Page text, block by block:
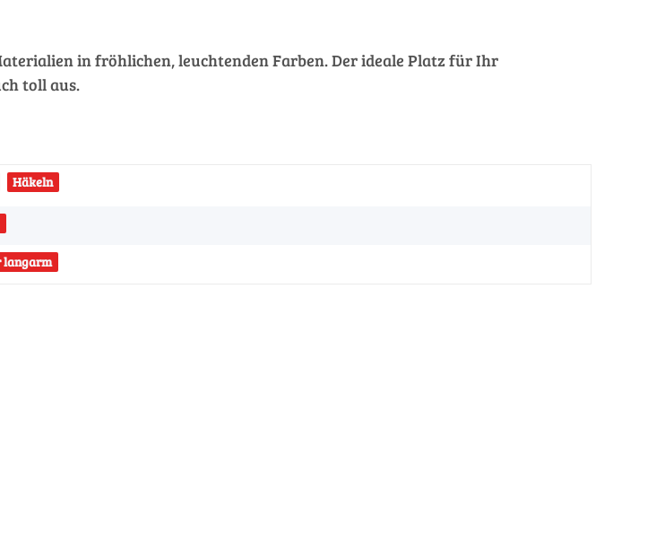
in fröhlichen, leuchtenden Farben. Der ideale Platz für Ihr
toll aus.
Häkeln
langarm